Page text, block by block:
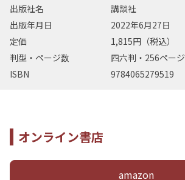
出版社名
講談社
出版年月日
2022年6月27日
定価
1,815円（税込）
判型・ページ数
四六判・256ページ
ISBN
9784065279519
オンライン書店
amazon